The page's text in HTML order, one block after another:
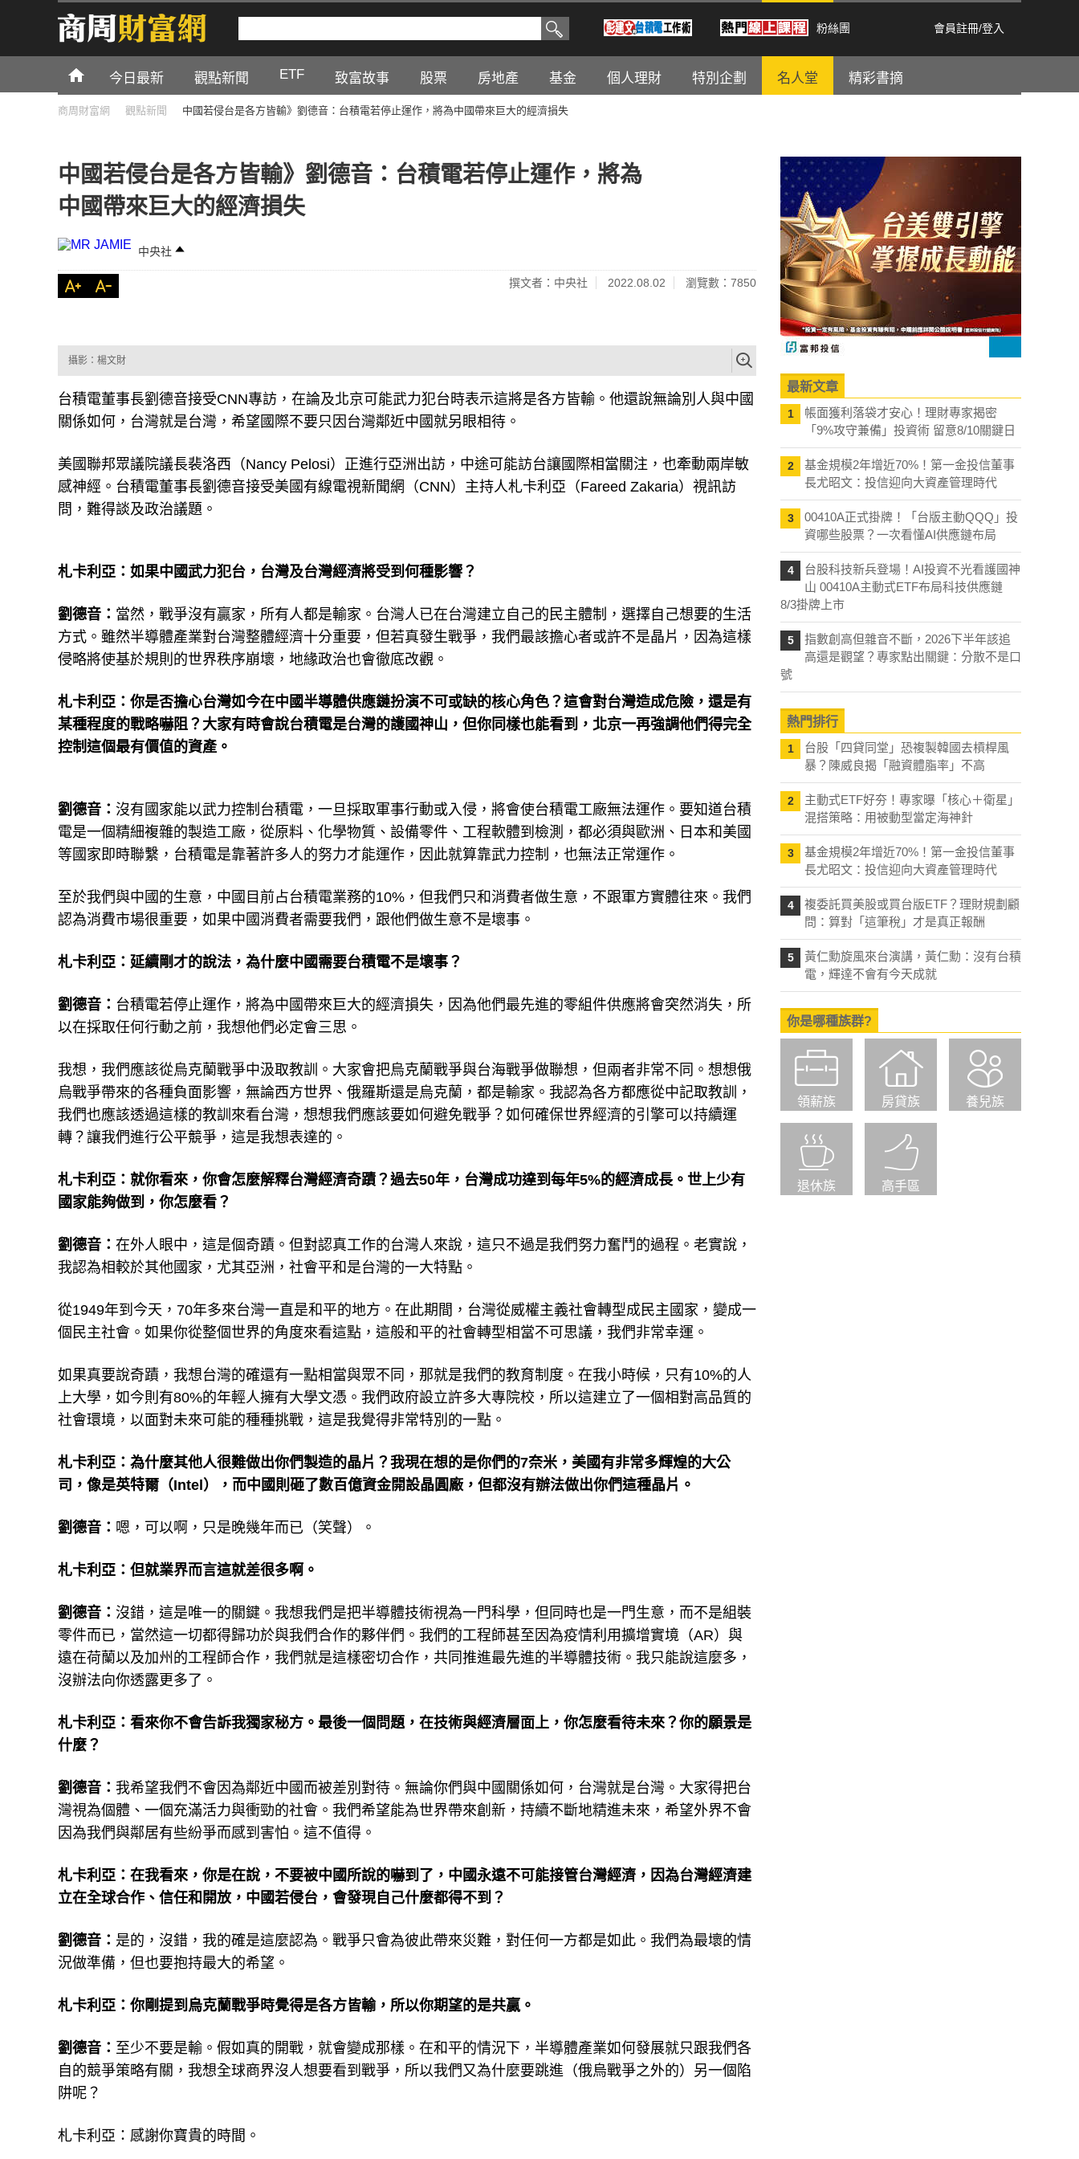
粉絲團 會員註冊/登入
今日最新 觀點新聞 ETF 致富故事 股票 房地產 基金 個人理財 特別企劃 名人堂 精彩書摘
商周財富網 觀點新聞 中國若侵台是各方皆輸》劉德音：台積電若停止運作，將為中國帶來巨大的經濟損失
中國若侵台是各方皆輸》劉德音：台積電若停止運作，將為
中國帶來巨大的經濟損失
中央社
撰文者：中央社 2022.08.02 瀏覽數：7850
攝影：楊文財
台積電董事長劉德音接受CNN專訪，在論及北京可能武力犯台時表示這將是各方皆輸。他還說無論別人與中國
關係如何，台灣就是台灣，希望國際不要只因台灣鄰近中國就另眼相待。
美國聯邦眾議院議長裴洛西（Nancy Pelosi）正進行亞洲出訪，中途可能訪台讓國際相當關注，也牽動兩岸敏
感神經。台積電董事長劉德音接受美國有線電視新聞網（CNN）主持人札卡利亞（Fareed Zakaria）視訊訪
問，難得談及政治議題。
札卡利亞：如果中國武力犯台，台灣及台灣經濟將受到何種影響？
劉德音： 當然，戰爭沒有贏家，所有人都是輸家。台灣人已在台灣建立自己的民主體制，選擇自己想要的生活
方式。雖然半導體產業對台灣整體經濟十分重要，但若真發生戰爭，我們最該擔心者或許不是晶片，因為這樣
侵略將使基於規則的世界秩序崩壞，地緣政治也會徹底改觀。
札卡利亞：你是否擔心台灣如今在中國半導體供應鏈扮演不可或缺的核心角色？這會對台灣造成危險，還是有
某種程度的戰略嚇阻？大家有時會說台積電是台灣的護國神山，但你同樣也能看到，北京一再強調他們得完全
控制這個最有價值的資產。
劉德音： 沒有國家能以武力控制台積電，一旦採取軍事行動或入侵，將會使台積電工廠無法運作。要知道台積
電是一個精細複雜的製造工廠，從原料、化學物質、設備零件、工程軟體到檢測，都必須與歐洲、日本和美國
等國家即時聯繫，台積電是靠著許多人的努力才能運作，因此就算靠武力控制，也無法正常運作。
至於我們與中國的生意，中國目前占台積電業務的10%，但我們只和消費者做生意，不跟軍方實體往來。我們
認為消費市場很重要，如果中國消費者需要我們，跟他們做生意不是壞事。
札卡利亞：延續剛才的說法，為什麼中國需要台積電不是壞事？
劉德音： 台積電若停止運作，將為中國帶來巨大的經濟損失，因為他們最先進的零組件供應將會突然消失，所
以在採取任何行動之前，我想他們必定會三思。
我想，我們應該從烏克蘭戰爭中汲取教訓。大家會把烏克蘭戰爭與台海戰爭做聯想，但兩者非常不同。想想俄
烏戰爭帶來的各種負面影響，無論西方世界、俄羅斯還是烏克蘭，都是輸家。我認為各方都應從中記取教訓，
我們也應該透過這樣的教訓來看台灣，想想我們應該要如何避免戰爭？如何確保世界經濟的引擎可以持續運
轉？讓我們進行公平競爭，這是我想表達的。
札卡利亞：就你看來，你會怎麼解釋台灣經濟奇蹟？過去50年，台灣成功達到每年5%的經濟成長。世上少有
國家能夠做到，你怎麼看？
劉德音： 在外人眼中，這是個奇蹟。但對認真工作的台灣人來說，這只不過是我們努力奮鬥的過程。老實說，
我認為相較於其他國家，尤其亞洲，社會平和是台灣的一大特點。
從1949年到今天，70年多來台灣一直是和平的地方。在此期間，台灣從威權主義社會轉型成民主國家，變成一
個民主社會。如果你從整個世界的角度來看這點，這般和平的社會轉型相當不可思議，我們非常幸運。
如果真要說奇蹟，我想台灣的確還有一點相當與眾不同，那就是我們的教育制度。在我小時候，只有10%的人
上大學，如今則有80%的年輕人擁有大學文憑。我們政府設立許多大專院校，所以這建立了一個相對高品質的
社會環境，以面對未來可能的種種挑戰，這是我覺得非常特別的一點。
札卡利亞：為什麼其他人很難做出你們製造的晶片？我現在想的是你們的7奈米，美國有非常多輝煌的大公
司，像是英特爾（Intel），而中國則砸了數百億資金開設晶圓廠，但都沒有辦法做出你們這種晶片。
劉德音： 嗯，可以啊，只是晚幾年而已（笑聲）。
札卡利亞：但就業界而言這就差很多啊。
劉德音： 沒錯，這是唯一的關鍵。我想我們是把半導體技術視為一門科學，但同時也是一門生意，而不是組裝
零件而已，當然這一切都得歸功於與我們合作的夥伴們。我們的工程師甚至因為疫情利用擴增實境（AR）與
遠在荷蘭以及加州的工程師合作，我們就是這樣密切合作，共同推進最先進的半導體技術。我只能說這麼多，
沒辦法向你透露更多了。
札卡利亞：看來你不會告訴我獨家秘方。最後一個問題，在技術與經濟層面上，你怎麼看待未來？你的願景是
什麼？
劉德音： 我希望我們不會因為鄰近中國而被差別對待。無論你們與中國關係如何，台灣就是台灣。大家得把台
灣視為個體、一個充滿活力與衝勁的社會。我們希望能為世界帶來創新，持續不斷地精進未來，希望外界不會
因為我們與鄰居有些紛爭而感到害怕。這不值得。
札卡利亞：在我看來，你是在說，不要被中國所說的嚇到了，中國永遠不可能接管台灣經濟，因為台灣經濟建
立在全球合作、信任和開放，中國若侵台，會發現自己什麼都得不到？
劉德音： 是的，沒錯，我的確是這麼認為。戰爭只會為彼此帶來災難，對任何一方都是如此。我們為最壞的情
況做準備，但也要抱持最大的希望。
札卡利亞：你剛提到烏克蘭戰爭時覺得是各方皆輸，所以你期望的是共贏。
劉德音： 至少不要是輸。假如真的開戰，就會變成那樣。在和平的情況下，半導體產業如何發展就只跟我們各
自的競爭策略有關，我想全球商界沒人想要看到戰爭，所以我們又為什麼要跳進（俄烏戰爭之外的）另一個陷
阱呢？
札卡利亞：感謝你寶貴的時間。
最新文章
1
帳面獲利落袋才安心！理財專家揭密
「9%攻守兼備」投資術 留意8/10關鍵日
2
基金規模2年增近70%！第一金投信董事
長尤昭文：投信迎向大資產管理時代
3
00410A正式掛牌！「台版主動QQQ」投
資哪些股票？一次看懂AI供應鏈布局
4
台股科技新兵登場！AI投資不光看護國神
山 00410A主動式ETF布局科技供應鏈
8/3掛牌上市
5
指數創高但雜音不斷，2026下半年該追
高還是觀望？專家點出關鍵：分散不是口
號
熱門排行
1
台股「四貸同堂」恐複製韓國去槓桿風
暴？陳威良揭「融資體脂率」不高
2
主動式ETF好夯！專家曝「核心＋衛星」
混搭策略：用被動型當定海神針
3
基金規模2年增近70%！第一金投信董事
長尤昭文：投信迎向大資產管理時代
4
複委託買美股或買台版ETF？理財規劃顧
問：算對「這筆稅」才是真正報酬
5
黃仁勳旋風來台演講，黃仁勳：沒有台積
電，輝達不會有今天成就
你是哪種族群?
領薪族 房貸族 養兒族
退休族 高手區